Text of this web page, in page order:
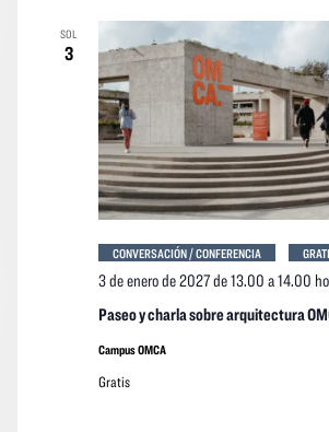
SOL
3
Paseo y charla sobre arquitectura
3 de enero de 2027 de 13.00 a14.00
CONVERSACIÓN / CONFERENCIA
Campus OMCA
Gratis